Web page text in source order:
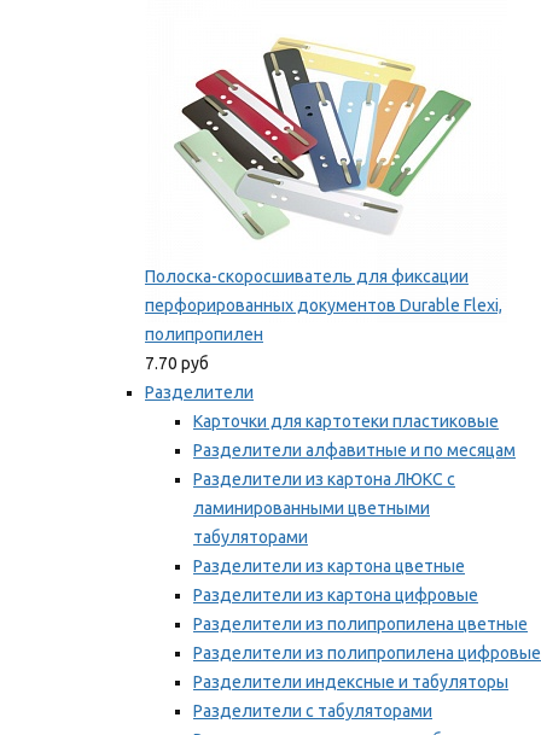
Полоска-скоросшиватель для фиксации
перфорированных документов Durable Flexi,
полипропилен
7.70 руб
Разделители
Карточки для картотеки пластиковые
Разделители алфавитные и по месяцам
Разделители из картона ЛЮКС с
ламинированными цветными
табуляторами
Разделители из картона цветные
Разделители из картона цифровые
Разделители из полипропилена цветные
Разделители из полипропилена цифровые
Разделители индексные и табуляторы
Разделители с табуляторами